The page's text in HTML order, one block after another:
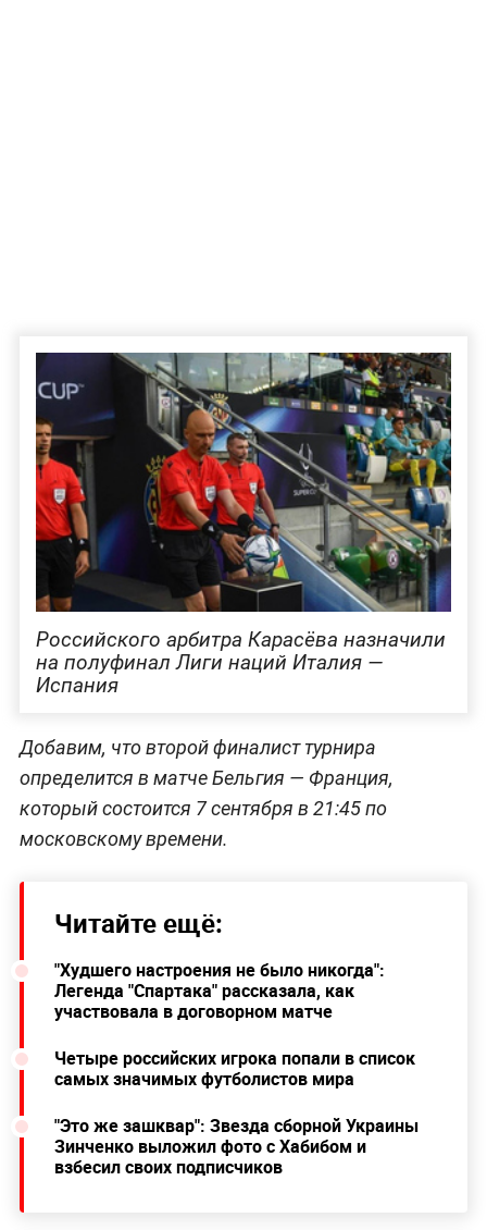
Российского арбитра Карасёва назначили
на полуфинал Лиги наций Италия —
Испания
Добавим, что второй финалист турнира
определится в матче Бельгия — Франция,
который состоится 7 сентября в 21:45 по
московскому времени.
Читайте ещё:
"Худшего настроения не было никогда":
Легенда "Спартака" рассказала, как
участвовала в договорном матче
Четыре российских игрока попали в список
самых значимых футболистов мира
"Это же зашквар": Звезда сборной Украины
Зинченко выложил фото с Хабибом и
взбесил своих подписчиков